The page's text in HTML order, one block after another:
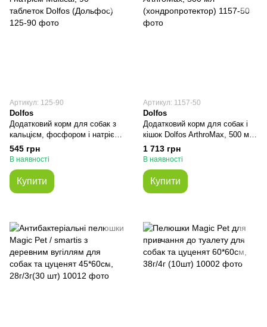
Артикул: 125-90
Dolfos
Додатковий корм для собак з
кальцієм, фосфором і натрієм
Multical, 90 таблеток Dolfos
(Дольфос)
545 грн
В наявності
Купити
Артикул: 1157-50
Dolfos
Додатковий корм для собак і
кішок Dolfos ArthroMax, 500 мл
(хондропротектор)
1 713 грн
В наявності
Купити